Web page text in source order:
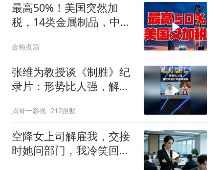
最高50%！美国突然加
税，14类金属制品，中国
金梅煮酒
张维为教授谈《制胜》纪
录片：形势比人强，解放
周哥一影视 212跟贴
空降女上司解雇我，交接
时她问部门，我冷笑回